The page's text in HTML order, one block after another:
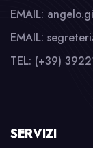
EMAIL:
EMAIL:
TEL: (+39)
SERVIZI